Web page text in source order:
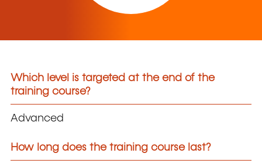
Which level is targeted at the end of the
training course?
Advanced
How long does the training course last?